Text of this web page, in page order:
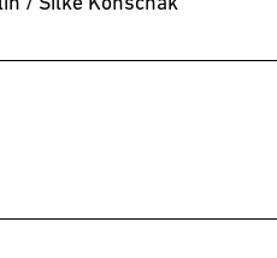
/ Silke Konschak